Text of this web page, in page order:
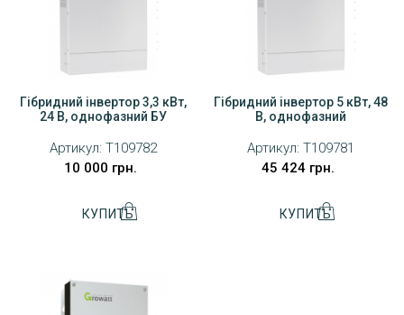
Гібридний інвертор 3,3 кВт,
24 В, однофазний БУ
Артикул: T109782
10 000 грн.
Гібридний інвертор 5 кВт, 48
В, однофазний
Артикул: T109781
45 424 грн.